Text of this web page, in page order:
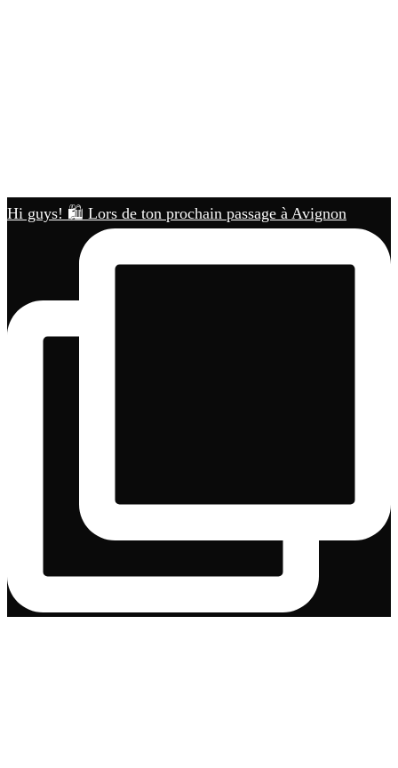
Hi guys! 🛍️ Lors de ton prochain passage à Avignon